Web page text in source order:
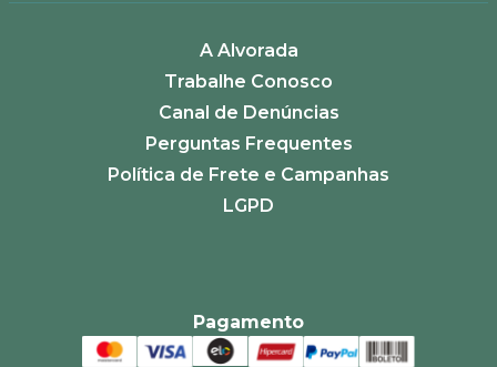
A Alvorada
Trabalhe Conosco
Canal de Denúncias
Perguntas Frequentes
Política de Frete e Campanhas
LGPD
Pagamento